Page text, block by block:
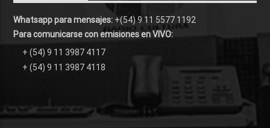
Whatsapp para mensajes: +(54) 9 11 5577 1192
Para comunicarse con emisiones en VIVO:
+ (54) 9 11 3987 4117
+ (54) 9 11 3987 4118